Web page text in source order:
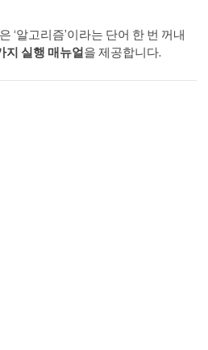
‘알고리즘’이라는 단어 한 번 꺼내
지 실행 매뉴얼을 제공합니다.